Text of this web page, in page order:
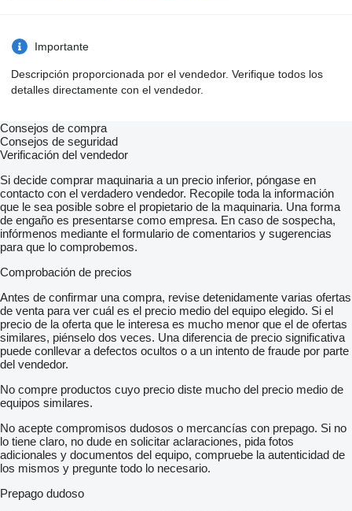
Importante
Descripción proporcionada por el vendedor. Verifique todos los
detalles directamente con el vendedor.
Consejos de compra
Consejos de seguridad
Verificación del vendedor
Si decide comprar maquinaria a un precio inferior, póngase en
contacto con el verdadero vendedor. Recopile toda la información
que le sea posible sobre el propietario de la maquinaria. Una forma
de engaño es presentarse como empresa. En caso de sospecha,
infórmenos mediante el formulario de comentarios y sugerencias
para que lo comprobemos.
Comprobación de precios
Antes de confirmar una compra, revise detenidamente varias ofertas
de venta para ver cuál es el precio medio del equipo elegido. Si el
precio de la oferta que le interesa es mucho menor que el de ofertas
similares, piénselo dos veces. Una diferencia de precio significativa
puede conllevar a defectos ocultos o a un intento de fraude por parte
del vendedor.
No compre productos cuyo precio diste mucho del precio medio de
equipos similares.
No acepte compromisos dudosos o mercancías con prepago. Si no
lo tiene claro, no dude en solicitar aclaraciones, pida fotos
adicionales y documentos del equipo, compruebe la autenticidad de
los mismos y pregunte todo lo necesario.
Prepago dudoso